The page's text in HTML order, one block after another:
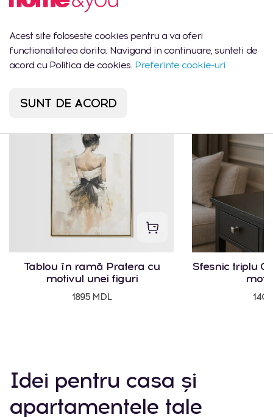
Vaza ZIVA H15
Ar putea să îți placă
Tablou în ramă Pratera cu
motivul unei figuri
1895 MDL
Sfesnic triplu
Idei pentru casa și
apartamentele tale
Acest site foloseste cookies pentru a va oferi
functionalitatea dorita. Navigand in continuare, sunteti de
acord cu Politica de cookies. Preferinte cookie-uri
SUNT DE ACORD